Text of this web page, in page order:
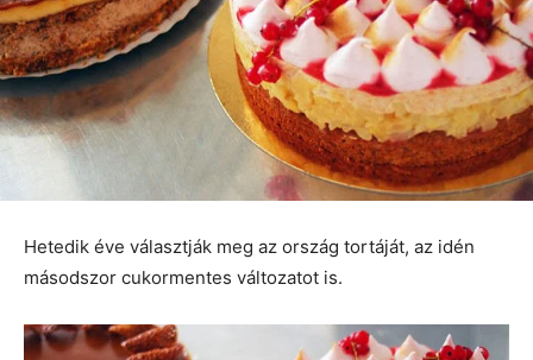
Hetedik éve választják meg az ország tortáját, az idén
másodszor cukormentes változatot is.